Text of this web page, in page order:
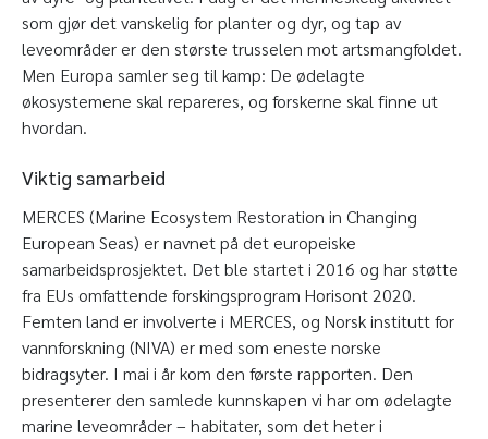
som gjør det vanskelig for planter og dyr, og tap av
leveområder er den største trusselen mot artsmangfoldet.
Men Europa samler seg til kamp: De ødelagte
økosystemene skal repareres, og forskerne skal finne ut
hvordan.
Viktig samarbeid
MERCES (Marine Ecosystem Restoration in Changing
European Seas) er navnet på det europeiske
samarbeidsprosjektet. Det ble startet i 2016 og har støtte
fra EUs omfattende forskingsprogram Horisont 2020.
Femten land er involverte i MERCES, og Norsk institutt for
vannforskning (NIVA) er med som eneste norske
bidragsyter. I mai i år kom den første rapporten. Den
presenterer den samlede kunnskapen vi har om ødelagte
marine leveområder – habitater, som det heter i